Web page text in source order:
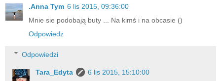
.Anna Tym 6 lis 2015, 09:36:00
Mnie sie podobają buty ... Na kimś i na obcasie ()
Odpowiedz
Odpowiedzi
Tara_Edyta
6 lis 2015, 15:10:00